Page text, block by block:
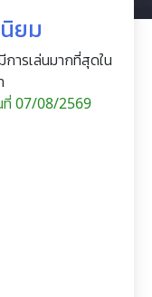
ยม
ารเล่นมากที่สุดใน
07/08/2569